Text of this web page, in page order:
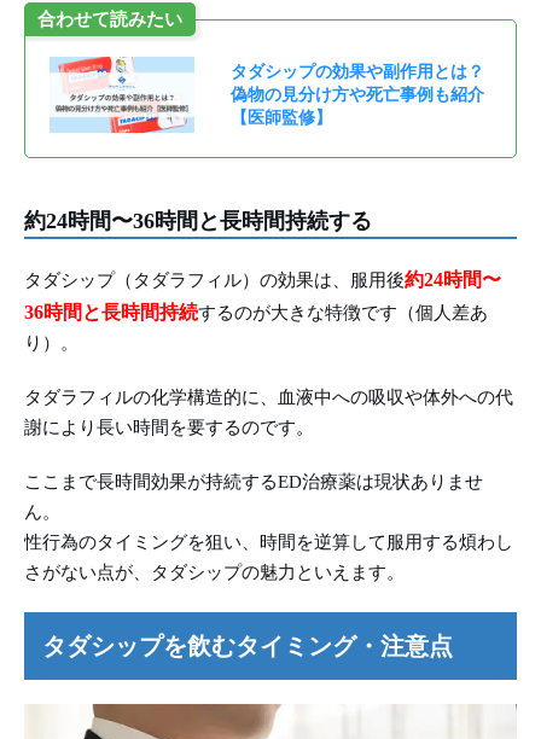
合わせて読みたい
タダシップの効果や副作用とは？
偽物の見分け方や死亡事例も紹介
【医師監修】
約24時間〜36時間と長時間持続する
タダシップ（タダラフィル）の効果は、服用後約24時間〜
36時間と長時間持続するのが大きな特徴です（個人差あ
り）。
タダラフィルの化学構造的に、血液中への吸収や体外への代
謝により長い時間を要するのです。
ここまで長時間効果が持続するED治療薬は現状ありませ
ん。
性行為のタイミングを狙い、時間を逆算して服用する煩わし
さがない点が、タダシップの魅力といえます。
タダシップを飲むタイミング・注意点